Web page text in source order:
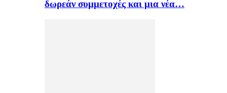
δωρεάν συμμετοχές και μια νέα…